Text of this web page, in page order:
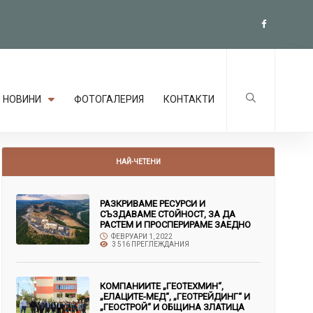
НОВИНИ ФОТОГАЛЕРИЯ КОНТАКТИ
НАЙ-ЧЕТЕНИ
РАЗКРИВАМЕ РЕСУРСИ И
СЪЗДАВАМЕ СТОЙНОСТ, ЗА ДА
РАСТЕМ И ПРОСПЕРИРАМЕ ЗАЕДНО
ФЕВРУАРИ 1, 2022
3 516 ПРЕГЛЕЖДАНИЯ
КОМПАНИИТЕ „ГЕОТЕХМИН“,
„ЕЛАЦИТЕ-МЕД“, „ГЕОТРЕЙДИНГ“ И
„ГЕОСТРОЙ“ И ОБЩИНА ЗЛАТИЦА